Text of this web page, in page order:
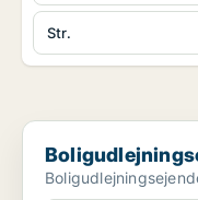
Str.
Boligudlejningsejendom